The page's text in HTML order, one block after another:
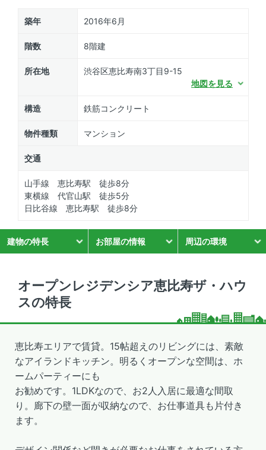
築年 2016年6月
階数 8階建
所在地
渋谷区恵比寿南3丁目9-15
地図を見る
構造 鉄筋コンクリート
物件種類 マンション
交通
山手線 恵比寿駅 徒歩8分
東横線 代官山駅 徒歩5分
日比谷線 恵比寿駅 徒歩8分
建物の特長 お部屋の情報 周辺の環境
オープンレジデンシア恵比寿ザ・ハウ
スの特長
恵比寿エリアで賃貸。15帖超えのリビングには、素敵
なアイランドキッチン。明るくオープンな空間は、ホ
ームパーティーにも
お勧めです。1LDKなので、お2人入居に最適な間取
り。廊下の壁一面が収納なので、お仕事道具も片付き
ます。